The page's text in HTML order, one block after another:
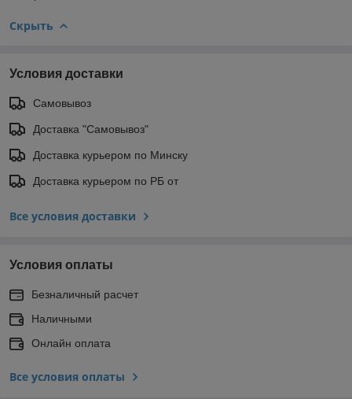
Скрыть
Условия доставки
Самовывоз
Доставка "Самовывоз"
Доставка курьером по Минску
Доставка курьером по РБ от
Все условия доставки
Условия оплаты
Безналичный расчет
Наличными
Онлайн оплата
Все условия оплаты